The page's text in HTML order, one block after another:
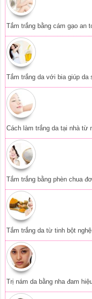
Tắm trắng bằng phèn chua
Tắm trắng da từ tinh bột nghệ
Trị nám da bằng nha đam
Da mặt trắng mịn căng bóng
Ngăn rụng tóc từ thảo dược